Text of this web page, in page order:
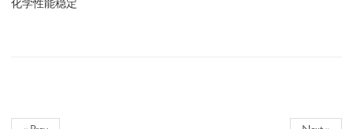
化学性能稳定